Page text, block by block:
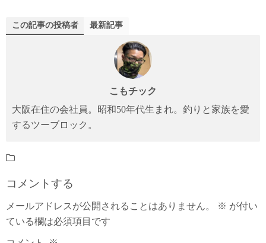
この記事の投稿者 最新記事
こもチック
大阪在住の会社員。昭和50年代生まれ。釣りと家族を愛
するツーブロック。
コメントする
メールアドレスが公開されることはありません。 ※ が付い
ている欄は必須項目です